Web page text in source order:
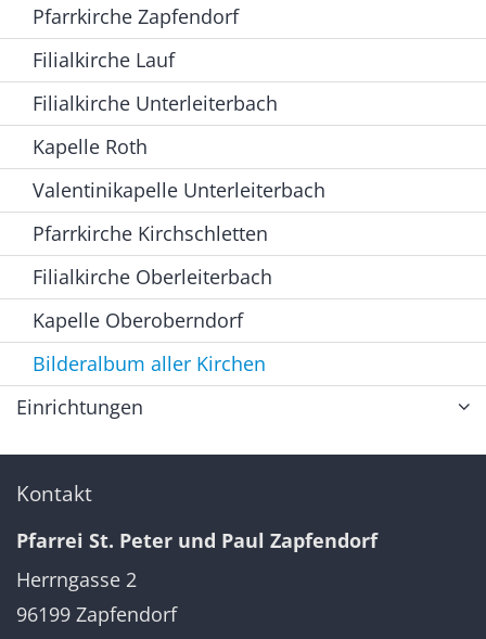
Pfarrkirche Zapfendorf
Filialkirche Lauf
Filialkirche Unterleiterbach
Kapelle Roth
Valentinikapelle Unterleiterbach
Pfarrkirche Kirchschletten
Filialkirche Oberleiterbach
Kapelle Oberoberndorf
Bilderalbum aller Kirchen
Einrichtungen
Kontakt
Pfarrei St. Peter und Paul Zapfendorf
Herrngasse 2
96199 Zapfendorf